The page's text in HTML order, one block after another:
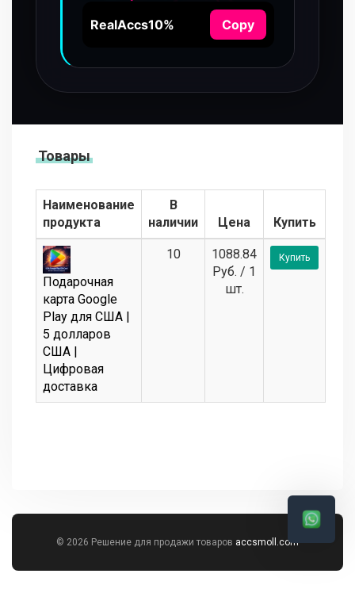
RealAccs10% Copy
Товары
Наименование
продукта
В
наличии
Цена Купить
Подарочная
карта Google
Play для США |
5 долларов
США |
Цифровая
доставка
10
1088.84
Руб. / 1
шт.
Купить
© 2026 Решение для продажи товаров accsmoll.com